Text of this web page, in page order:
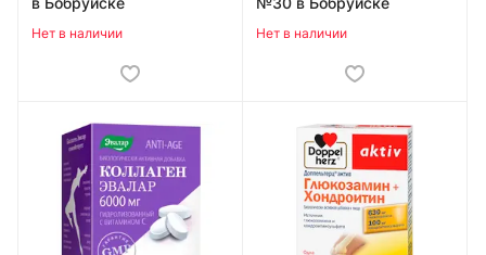
Нет в наличии Нет в наличии